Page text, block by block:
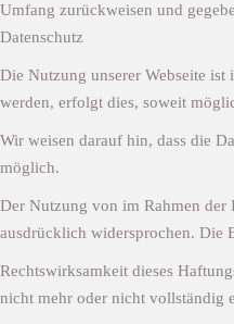
Umfang zurückweisen und
Datenschutz
Die Nutzung unserer Webseite ist
werden, erfolgt dies, soweit
Wir weisen darauf hin, dass die
möglich.
Der Nutzung von im Rahmen
ausdrücklich widersprochen. Die
Rechtswirksamkeit dieses
nicht mehr oder nicht vollständig